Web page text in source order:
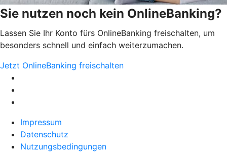
Sie nutzen noch kein OnlineBanking?
Lassen Sie Ihr Konto fürs OnlineBanking freischalten, um
besonders schnell und einfach weiterzumachen.
Jetzt OnlineBanking freischalten
Impressum
Datenschutz
Nutzungsbedingungen